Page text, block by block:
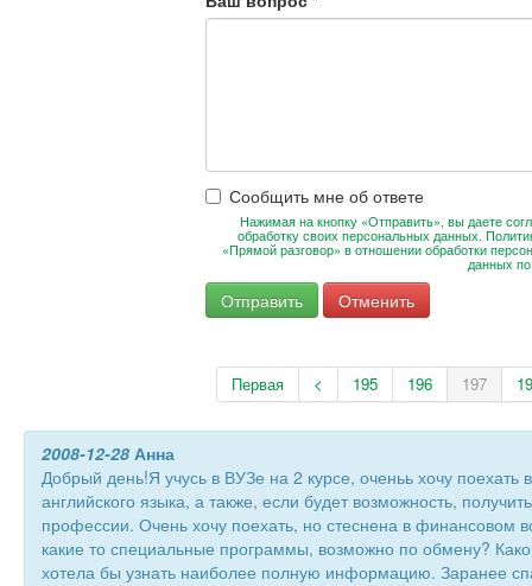
Сообщить мне об ответе
Нажимая на кнопку «Отправить», вы даете
обработку своих персональных данных.
«Прямой разговор» в отношении обработки
данных
Первая < 195 196 197
2008-12-28 Анна
Добрый день!Я учусь в ВУЗе на 2 курсе, оченьь хочу поехать
английского языка, а также, если будет возможность,
профессии. Очень хочу поехать, но стеснена в финансовом
какие то специальные программы, возможно по обмену?
хотела бы узнать наиболее полную информацию. Заранее